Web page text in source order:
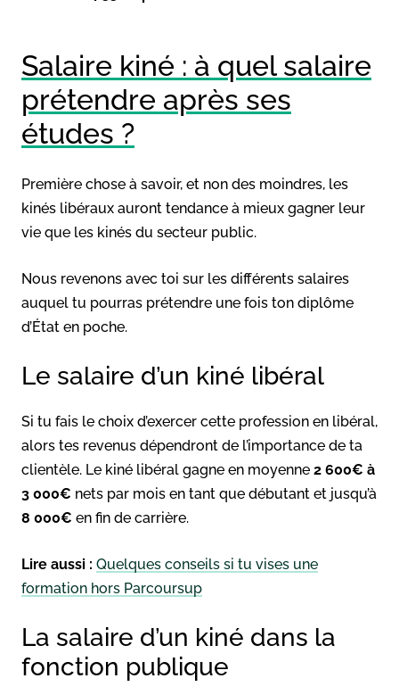
Salaire kiné : à quel salaire
prétendre après ses
études ?
Première chose à savoir, et non des moindres, les
kinés libéraux auront tendance à mieux gagner leur
vie que les kinés du secteur public.
Nous revenons avec toi sur les différents salaires
auquel tu pourras prétendre une fois ton diplôme
d’État en poche.
Le salaire d’un kiné libéral
Si tu fais le choix d’exercer cette profession en libéral,
alors tes revenus dépendront de l’importance de ta
clientèle. Le kiné libéral gagne en moyenne 2 600€ à
3 000€ nets par mois en tant que débutant et jusqu’à
8 000€ en fin de carrière.
Lire aussi : Quelques conseils si tu vises une
formation hors Parcoursup
La salaire d’un kiné dans la
fonction publique